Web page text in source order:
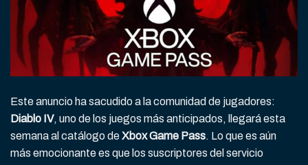
Este anuncio ha sacudido a la comunidad de jugadores:
Diablo IV, uno de los juegos más anticipados, llegará esta
semana al catálogo deXbox Game Pass. Lo que es aún
más emocionante es que los suscriptores del servicio